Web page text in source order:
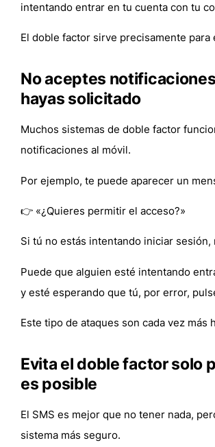
intentando entrar en tu cuenta con tu
El doble factor sirve precisamente para
No aceptes
hayas solicitado
Muchos sistemas de doble factor
notificaciones al móvil.
Por ejemplo, te puede aparecer un
👉 «¿Quieres permitir el acceso?»
Si tú no estás intentando iniciar sesión,
Puede que alguien esté intentando
y esté esperando que tú, por error,
Este tipo de ataques son cada vez más
Evita el doble factor solo
es posible
El SMS es mejor que no tener nada,
sistema más seguro.